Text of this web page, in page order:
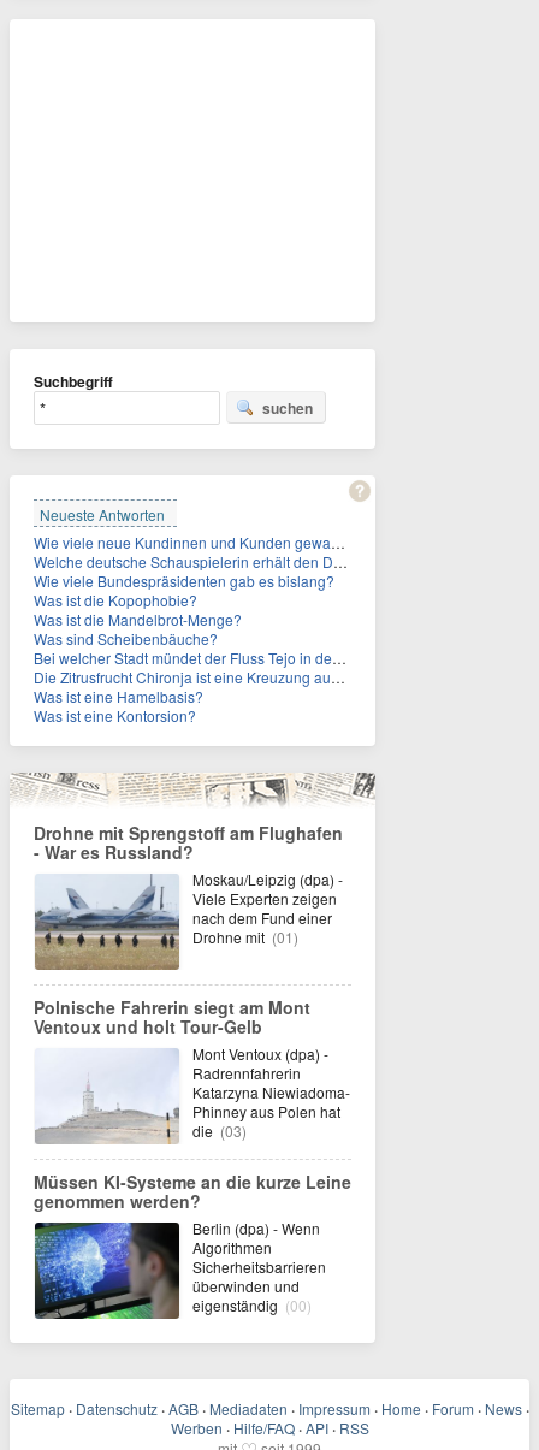
Suchbegriff
suchen
Neueste Antworten
Wie viele neue Kundinnen und Kunden gewann MagentaTV allein durch die WM hinzu?
Welche deutsche Schauspielerin erhält den Deutschen Kulturpolitikpreis?
Wie viele Bundespräsidenten gab es bislang?
Was ist die Kopophobie?
Was ist die Mandelbrot-Menge?
Was sind Scheibenbäuche?
Bei welcher Stadt mündet der Fluss Tejo in den Atlantik?
Die Zitrusfrucht Chironja ist eine Kreuzung aus welchen Früchten?
Was ist eine Hamelbasis?
Was ist eine Kontorsion?
Drohne mit Sprengstoff am Flughafen
- War es Russland?
Moskau/Leipzig (dpa) -
Viele Experten zeigen
nach dem Fund einer
Drohne mit (01)
Polnische Fahrerin siegt am Mont
Ventoux und holt Tour-Gelb
Mont Ventoux (dpa) -
Radrennfahrerin
Katarzyna Niewiadoma-
Phinney aus Polen hat
die (03)
Müssen KI-Systeme an die kurze Leine
genommen werden?
Berlin (dpa) - Wenn
Algorithmen
Sicherheitsbarrieren
überwinden und
eigenständig (00)
Sitemap · Datenschutz · AGB · Mediadaten · Impressum · Home · Forum · News ·
Werben · Hilfe/FAQ · API · RSS